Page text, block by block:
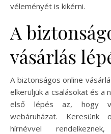
véleményét is kikérni.
A
vásárlás
A biztonságos online
elkerüljük a csalásokat és a
első lépés az, hogy
webáruházat.
hírnévvel